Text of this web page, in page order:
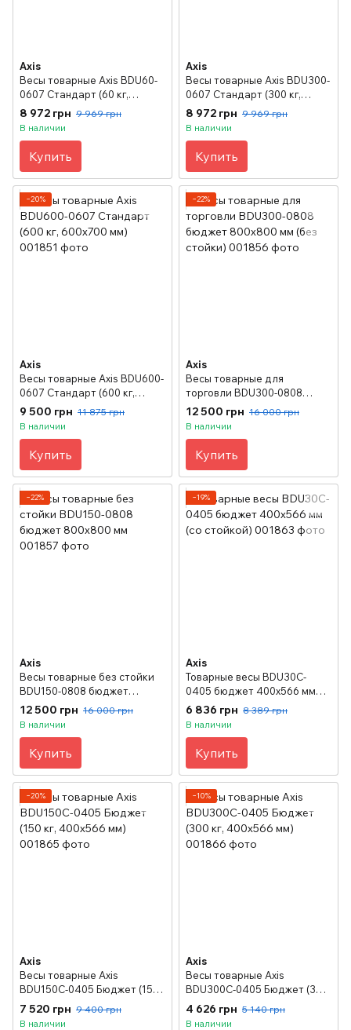
Axis
Весы товарные Axis BDU60-
0607 Стандарт (60 кг,
600х700 мм)
8 972 грн 9 969 грн
В наличии
Купить
Axis
Весы товарные Axis BDU300-
0607 Стандарт (300 кг,
600х700 мм)
8 972 грн 9 969 грн
В наличии
Купить
−20%
Axis
Весы товарные Axis BDU600-
0607 Стандарт (600 кг,
600х700 мм)
9 500 грн 11 875 грн
В наличии
Купить
−22%
Axis
Весы товарные для
торговли BDU300-0808
бюджет 800х800 мм (без
стойки)
12 500 грн 16 000 грн
В наличии
Купить
−22%
Axis
Весы товарные без стойки
BDU150-0808 бюджет
800х800 мм
12 500 грн 16 000 грн
В наличии
Купить
−19%
Axis
Товарные весы BDU30C-
0405 бюджет 400х566 мм
(со стойкой)
6 836 грн 8 389 грн
В наличии
Купить
−20%
Axis
Весы товарные Axis
BDU150C-0405 Бюджет (150
кг, 400х566 мм)
7 520 грн 9 400 грн
В наличии
−10%
Axis
Весы товарные Axis
BDU300C-0405 Бюджет (300
кг, 400х566 мм)
4 626 грн 5 140 грн
В наличии